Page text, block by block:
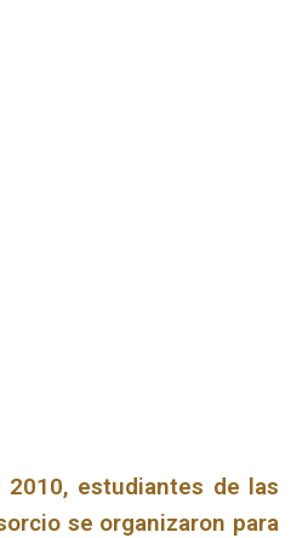
estudiantes de las
se organizaron para